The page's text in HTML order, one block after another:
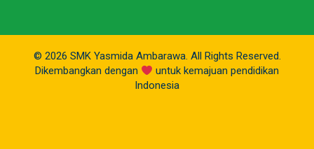
© 2026 SMK Yasmida Ambarawa. All Rights Reserved.
Dikembangkan dengan
untuk kemajuan pendidikan
Indonesia